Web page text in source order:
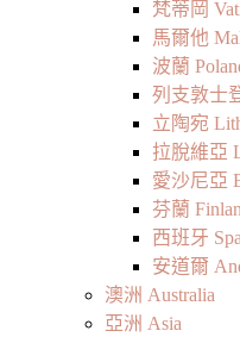
梵蒂岡
馬爾他
波蘭
列支敦士
立陶宛
拉脫維亞
愛沙尼亞
芬蘭
西班牙
安道爾
澳洲 Australia
亞洲 Asia